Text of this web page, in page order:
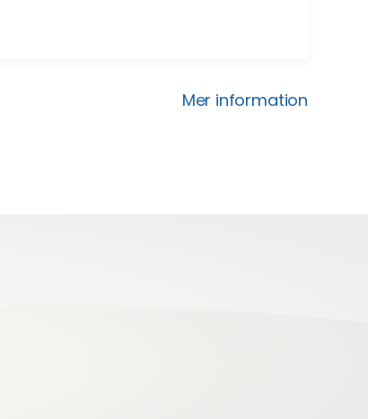
Mer information